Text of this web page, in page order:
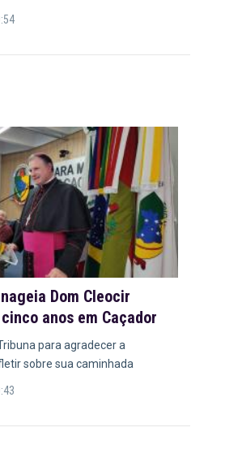
Dom Cleocir
anos em Caçador
para agradecer a
sobre sua caminhada